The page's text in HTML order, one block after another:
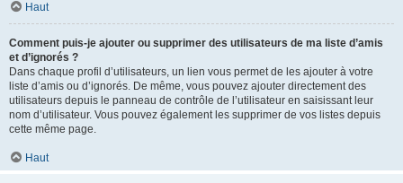
Haut
Comment puis-je ajouter ou supprimer des utilisateurs de ma liste d’amis
et d’ignorés ?
Dans chaque profil d’utilisateurs, un lien vous permet de les ajouter à votre
liste d’amis ou d’ignorés. De même, vous pouvez ajouter directement des
utilisateurs depuis le panneau de contrôle de l’utilisateur en saisissant leur
nom d’utilisateur. Vous pouvez également les supprimer de vos listes depuis
cette même page.
Haut